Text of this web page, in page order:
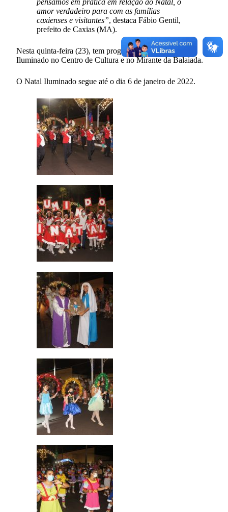
amor verdadeiro para com as famílias
caxienses e visitantes”, destaca Fábio Gentil,
prefeito de Caxias (MA).
Nesta quinta-feira (23), tem programação no Natal
Iluminado no Centro de Cultura e no Mirante da Balaiada.
O Natal Iluminado segue até o dia 6 de janeiro de 2022.